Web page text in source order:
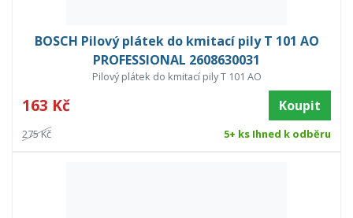
BOSCH Pilový plátek do kmitací pily T 101 AO
PROFESSIONAL 2608630031
Pilový plátek do kmitací pily T 101 AO
163 Kč Koupit
275 Kč 5+ ks Ihned k odběru